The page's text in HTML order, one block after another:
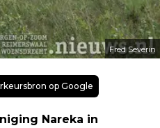
Fred Severin
op Google
Nareka in